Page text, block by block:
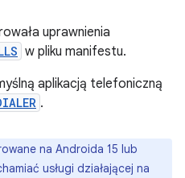
uprawnienia
w pliku manifestu.
aplikacją telefoniczną
.
na Androida 15 lub
usługi działającej na